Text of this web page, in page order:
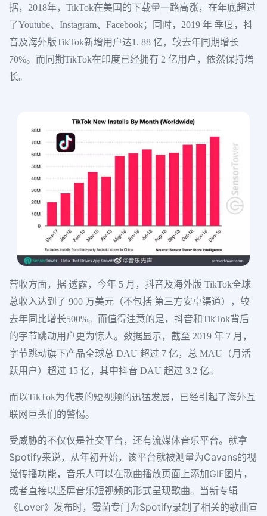
据，2018年，TikTok在美国的下载量一路高涨，在年底超过
了Youtube、Instagram、Facebook；同时，2019 年 季度，抖
音及海外版TikTok新增用户达1. 88 亿，较去年同期增长
70%。而同期TikTok在印度已经拥有 2 亿用户，依然保持增
长。
营收方面，据 透露，今年 5 月，抖音及海外版 TikTok全球
总收入达到了 900 万美元（不包括 第三方安卓渠道），较
去年同比增长500%。而值得注意的是，抖音和TikTok背后
的字节跳动用户更为惊人。数据显示，截至 2019 年 7 月，
字节跳动旗下产品全球总 DAU 超过 7 亿，总 MAU（月活
跃用户）超过 15 亿，其中抖音 DAU 超过 3.2 亿。
而以TikTok为代表的短视频的迅猛发展，已经引起了海外互
联网巨头们的警惕。
受威胁的不仅仅是社交平台，还有流媒体音乐平台。就拿
Spotify来说，从年初开始，该平台就被测量为Cavans的视
觉传播功能，音乐人可以在歌曲播放页面上添加GIF图片，
或者直接以竖屏音乐短视频的形式呈现歌曲。当新专辑
《Lover》发布时，霉菌专门为Spotify录制了相关的歌曲宣